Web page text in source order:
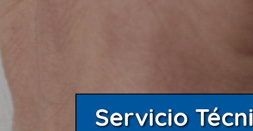
Servicio